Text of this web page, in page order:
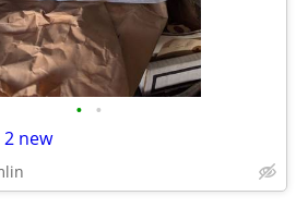
• •
new